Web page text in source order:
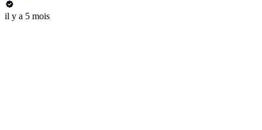
il y a 5 mois